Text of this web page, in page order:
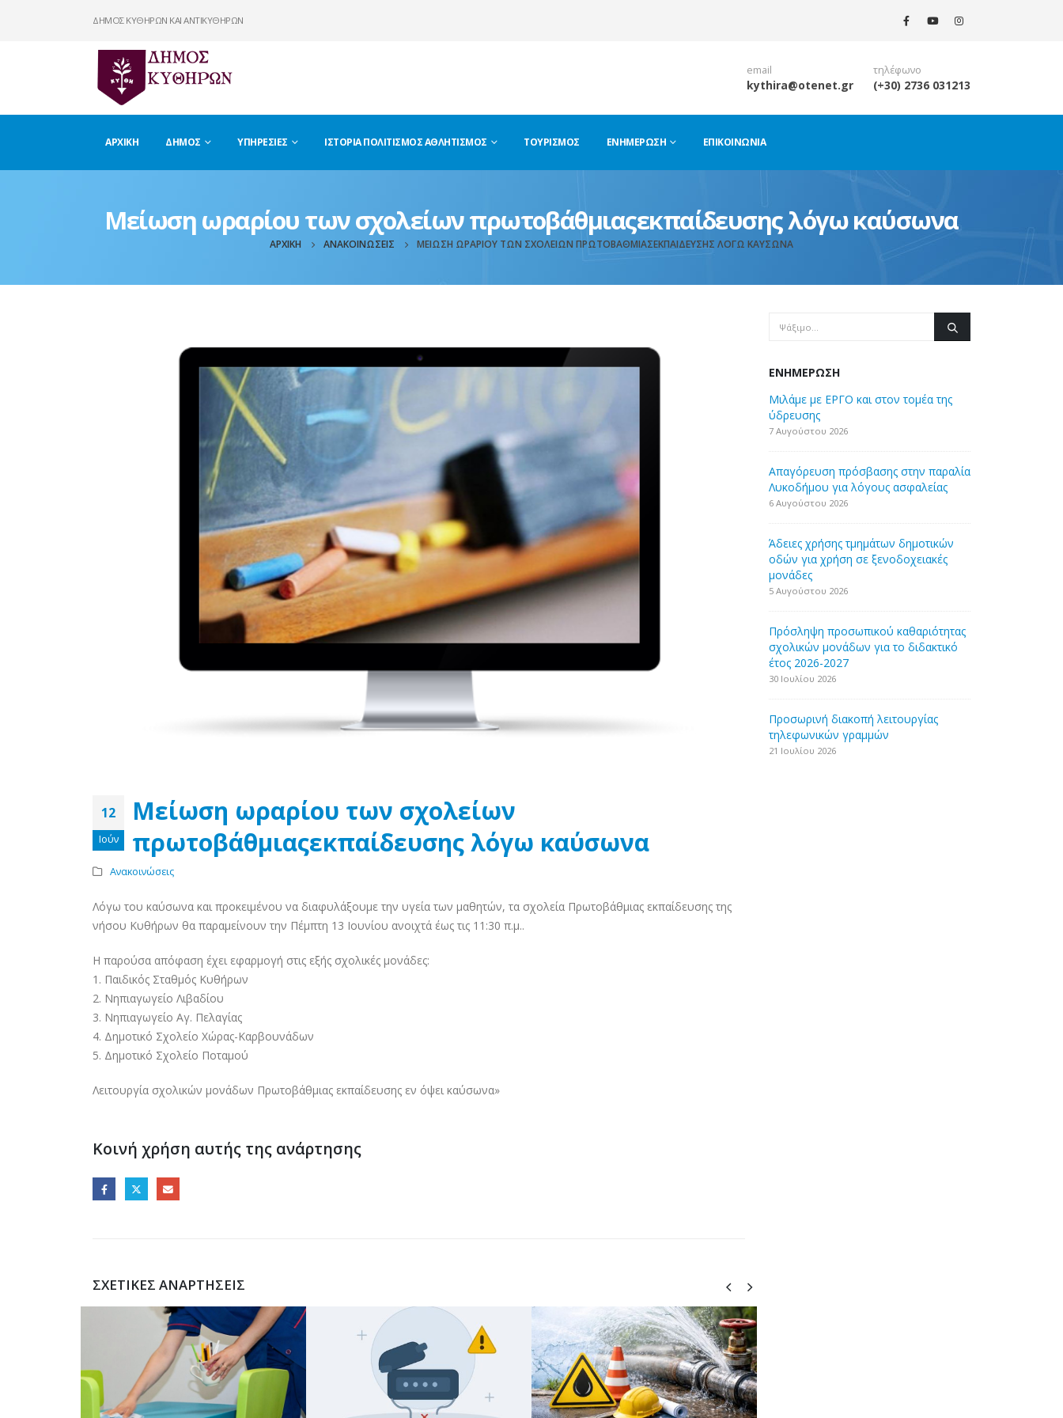
ΔΗΜΟΣ ΚΥΘΗΡΩΝ ΚΑΙ ΑΝΤΙΚΥΘΗΡΩΝ
email
kythira@otenet.gr
τηλέφωνο
(+30) 2736 031213
ΑΡΧΙΚΉ ΔΉΜΟΣ ΥΠΗΡΕΣΊΕΣ ΙΣΤΟΡΊΑ ΠΟΛΙΤΙΣΜΌΣ ΑΘΛΗΤΙΣΜΌΣ ΤΟΥΡΙΣΜΌΣ ΕΝΗΜΈΡΩΣΗ ΕΠΙΚΟΙΝΩΝΊΑ
Μείωση ωραρίου των σχολείων πρωτοβάθμιαςεκπαίδευσης λόγω καύσωνα
ΑΡΧΙΚΉ ΑΝΑΚΟΙΝΏΣΕΙΣ ΜΕΊΩΣΗ ΩΡΑΡΊΟΥ ΤΩΝ ΣΧΟΛΕΊΩΝ ΠΡΩΤΟΒΆΘΜΙΑΣΕΚΠΑΊΔΕΥΣΗΣ ΛΌΓΩ ΚΑΎΣΩΝΑ
12
Ιούν
Μείωση ωραρίου των σχολείων
πρωτοβάθμιαςεκπαίδευσης λόγω καύσωνα
Ανακοινώσεις
Λόγω του καύσωνα και προκειμένου να διαφυλάξουμε την υγεία των μαθητών, τα σχολεία Πρωτοβάθμιας εκπαίδευσης της
νήσου Κυθήρων θα παραμείνουν την Πέμπτη 13 Ιουνίου ανοιχτά έως τις 11:30 π.μ..
Η παρούσα απόφαση έχει εφαρμογή στις εξής σχολικές μονάδες:
1. Παιδικός Σταθμός Κυθήρων
2. Νηπιαγωγείο Λιβαδίου
3. Νηπιαγωγείο Αγ. Πελαγίας
4. Δημοτικό Σχολείο Χώρας-Καρβουνάδων
5. Δημοτικό Σχολείο Ποταμού
Λειτουργία σχολικών μονάδων Πρωτοβάθμιας εκπαίδευσης εν όψει καύσωνα»
Κοινή χρήση αυτής της ανάρτησης
ΣΧΕΤΙΚΈΣ ΑΝΑΡΤΉΣΕΙΣ
ΕΝΗΜΈΡΩΣΗ
Μιλάμε με ΕΡΓΟ και στον τομέα της
ύδρευσης
7 Αυγούστου 2026
Απαγόρευση πρόσβασης στην παραλία
Λυκοδήμου για λόγους ασφαλείας
6 Αυγούστου 2026
Άδειες χρήσης τμημάτων δημοτικών
οδών για χρήση σε ξενοδοχειακές
μονάδες
5 Αυγούστου 2026
Πρόσληψη προσωπικού καθαριότητας
σχολικών μονάδων για το διδακτικό
έτος 2026-2027
30 Ιουλίου 2026
Προσωρινή διακοπή λειτουργίας
τηλεφωνικών γραμμών
21 Ιουλίου 2026